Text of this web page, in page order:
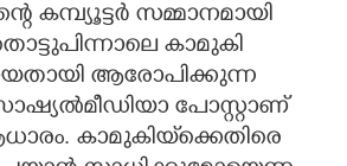
കമ്പ്യൂട്ടർ സമ്മാനമായി
കാമുകി
ആരോപിക്കുന്ന
പോസ്റ്റാണ്
കാമുകിയ്‌ക്കെതിരെ